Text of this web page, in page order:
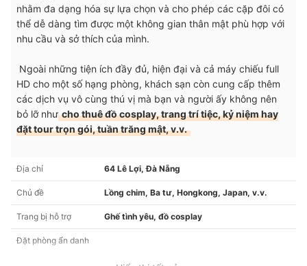
nhằm đa dạng hóa sự lựa chọn và cho phép các cặp đôi có
thể dễ dàng tìm được một không gian thân mật phù hợp với
nhu cầu và sở thích của mình.
Ngoài những tiện ích đầy đủ, hiện đại và cả máy chiếu full
HD cho một số hạng phòng, khách sạn còn cung cấp thêm
các dịch vụ vô cùng thú vị mà bạn và người ấy không nên
bỏ lỡ nhưcho thuê đồ cosplay, trang trí tiệc, kỷ niệm hay
đặt tour trọn gói, tuần trăng mật, v.v.
Địa chỉ 64 Lê Lợi, Đà Nẵng
Chủ đề Lồng chim, Ba tư, Hongkong, Japan, v.v.
Trang bị hỗ trợ Ghế tình yêu, đồ cosplay
Đặt phòng ẩn danh